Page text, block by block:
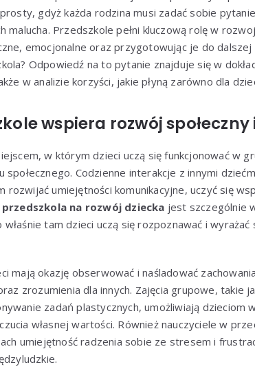
gdyż każda rodzina musi zadać sobie
malucha. Przedszkole pełni kluczową rolę w
emocjonalne oraz przygotowując je do
Odpowiedź na to pytanie znajduje się w
w analizie korzyści, jakie płyną zarówno dla
wspiera rozwój
w którym dzieci uczą się funkcjonować w
społecznego. Codzienne interakcje z innymi
rozwijać umiejętności komunikacyjne, uczyć się
przedszkola na rozwój dziecka jest szczególnie
tam dzieci uczą się rozpoznawać i
mają okazję obserwować i naśladować
zrozumienia dla innych. Zajęcia grupowe, takie
zadań plastycznych, umożliwiają dzieciom
własnej wartości. Również nauczyciele w
umiejętność radzenia sobie ze stresem i